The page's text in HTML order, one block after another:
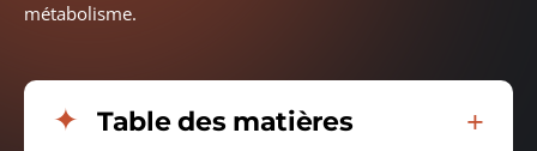
métabolisme.
Table des matières